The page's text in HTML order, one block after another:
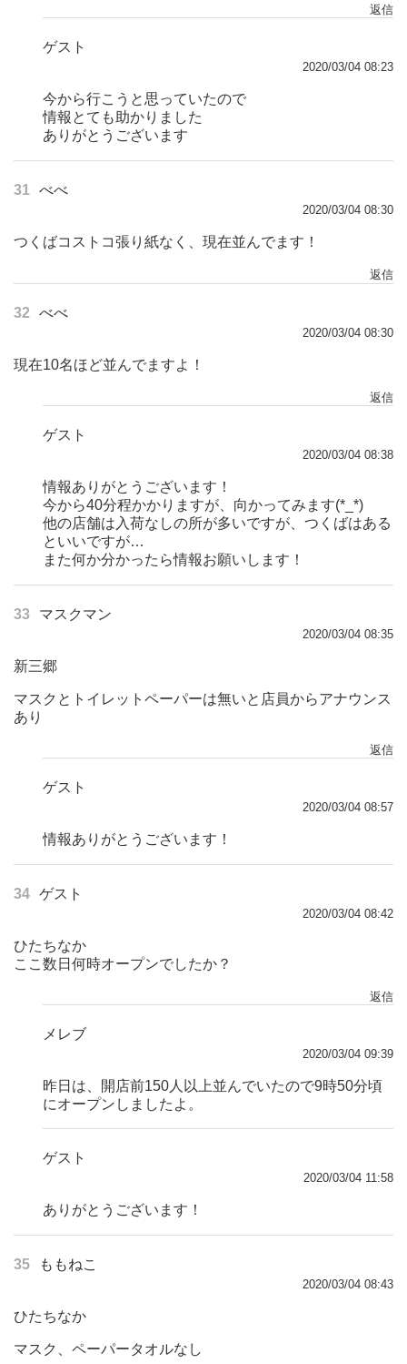
返信
ゲスト
2020/03/04 08:23
今から行こうと思っていたので
情報とても助かりました
ありがとうございます
31 べべ
2020/03/04 08:30
つくばコストコ張り紙なく、現在並んでます！
返信
32 べべ
2020/03/04 08:30
現在10名ほど並んでますよ！
返信
ゲスト
2020/03/04 08:38
情報ありがとうございます！
今から40分程かかりますが、向かってみます(*_*)
他の店舗は入荷なしの所が多いですが、つくばはある
といいですが…
また何か分かったら情報お願いします！
33 マスクマン
2020/03/04 08:35
新三郷
マスクとトイレットペーパーは無いと店員からアナウンス
あり
返信
ゲスト
2020/03/04 08:57
情報ありがとうございます！
34 ゲスト
2020/03/04 08:42
ひたちなか
ここ数日何時オープンでしたか？
返信
メレブ
2020/03/04 09:39
昨日は、開店前150人以上並んでいたので9時50分頃
にオープンしましたよ。
ゲスト
2020/03/04 11:58
ありがとうございます！
35 ももねこ
2020/03/04 08:43
ひたちなか
マスク、ペーパータオルなし